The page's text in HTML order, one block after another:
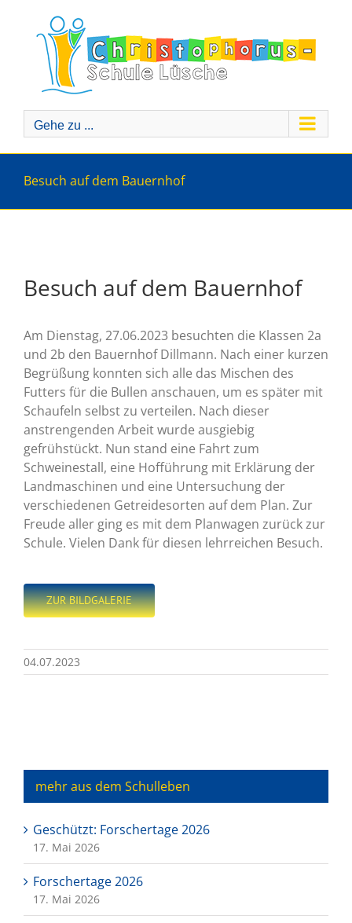
springen
Gehe zu ...
Besuch auf dem Bauernhof
Besuch auf dem Bauernhof
Am Dienstag, 27.06.2023 besuchten die Klassen 2a
und 2b den Bauernhof Dillmann. Nach einer kurzen
Begrüßung konnten sich alle das Mischen des
Futters für die Bullen anschauen, um es später mit
Schaufeln selbst zu verteilen. Nach dieser
anstrengenden Arbeit wurde ausgiebig
gefrühstückt. Nun stand eine Fahrt zum
Schweinestall, eine Hofführung mit Erklärung der
Landmaschinen und eine Untersuchung der
verschiedenen Getreidesorten auf dem Plan. Zur
Freude aller ging es mit dem Planwagen zurück zur
Schule. Vielen Dank für diesen lehrreichen Besuch.
ZUR BILDGALERIE
04.07.2023
mehr aus dem Schulleben
Geschützt: Forschertage 2026
17. Mai 2026
Forschertage 2026
17. Mai 2026